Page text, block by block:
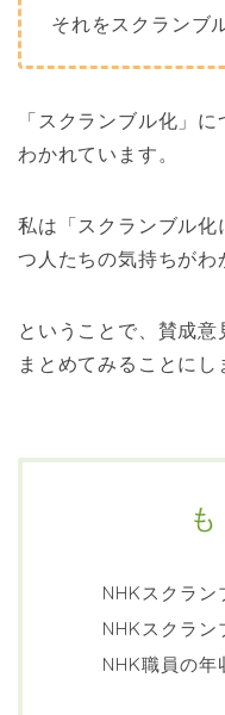
それをスクランブ
「スクランブル化」
わかれています。
私は「スクランブル
つ人たちの気持ちがわ
ということで、賛成意
まとめてみることにし
NHKスクラン
NHKスクラン
NHK職員の年